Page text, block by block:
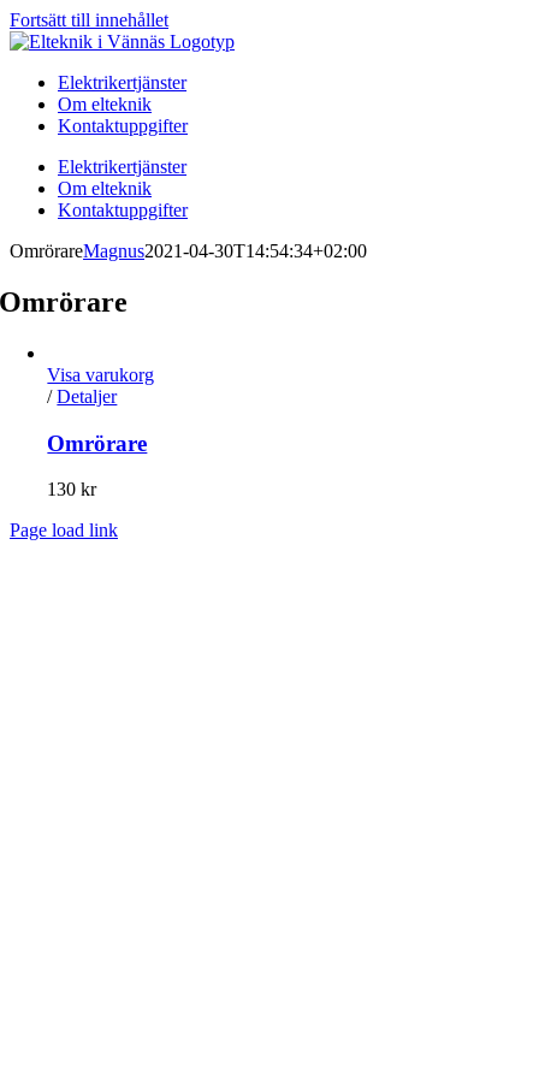
Fortsätt till innehållet
Elektrikertjänster
Om elteknik
Kontaktuppgifter
Elektrikertjänster
Om elteknik
Kontaktuppgifter
OmrörareMagnus2021-04-30T14:54:34+02:00
Omrörare
Visa varukorg
/ Detaljer
Omrörare
130kr
Page load link